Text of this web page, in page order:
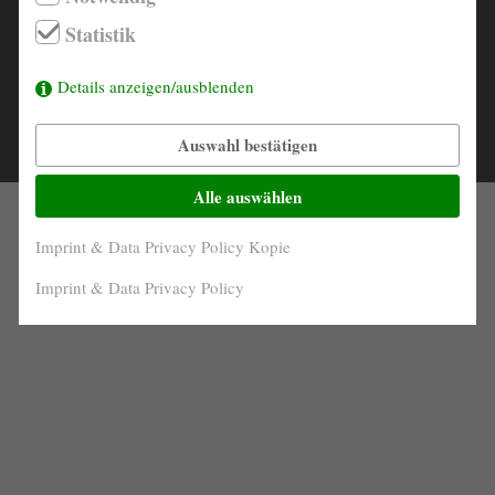
info@derautojaeger.de
Instagram
INTERIOR
COLOR Polaris-silber metallic
Imprint & Data Privacy Policy
Statistik
Details anzeigen/ausblenden
Auswahl bestätigen
Alle auswählen
Imprint & Data Privacy Policy Kopie
Imprint & Data Privacy Policy